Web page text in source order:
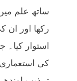
ساتھ علم
رکھا اور ان
استوار
کی